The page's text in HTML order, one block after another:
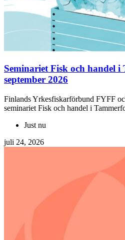
Seminariet Fisk och handel i
september 2026
Finlands Yrkesfiskarförbund FYFF
seminariet Fisk och handel i
Just nu
juli 24, 2026